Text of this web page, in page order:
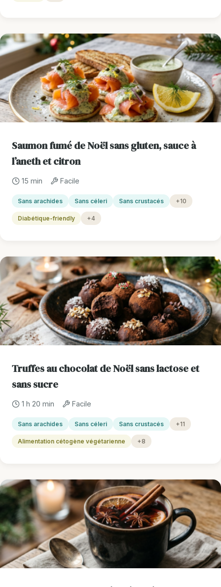
Saumon fumé de Noël sans gluten, sauce à
l’aneth et citron
15 min Facile
Sans arachides Sans céleri Sans crustacés +10
Diabétique-friendly +4
Truffes au chocolat de Noël sans lactose et
sans sucre
1 h 20 min Facile
Sans arachides Sans céleri Sans crustacés +11
Alimentation cétogène végétarienne +8